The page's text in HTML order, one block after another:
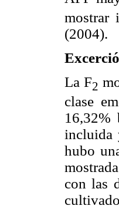
mostrar
(2004).
La F2
clase
16,32%
incluida
hubo
con las